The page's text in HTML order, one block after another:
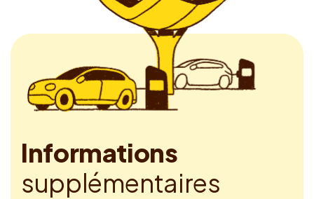
Informations
supplémentaires